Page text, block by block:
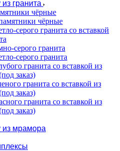
гранита
чёрные
чёрные
серого гранита со вставкой
серого гранита
серого гранита
гранита со вставкой из
заказ)
гранита со вставкой из
заказ)
гранита со вставкой из
заказ)
из мрамора